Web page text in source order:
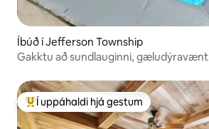
Íbúð í Jefferson Township
Gakktu að sundlauginni, gæludýravænt
Í mestu uppáhaldi hjá gestum
Í uppáhaldi hjá gestum